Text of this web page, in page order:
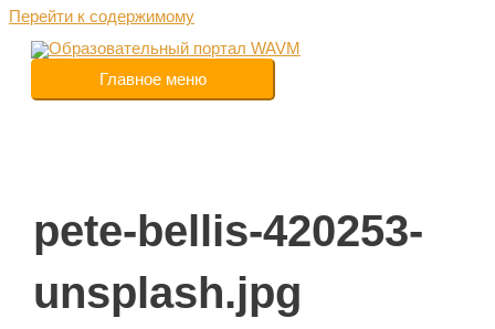
Перейти к содержимому
Главное меню
pete-bellis-420253-
unsplash.jpg